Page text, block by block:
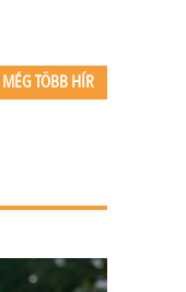
MÉG TÖBB HÍR